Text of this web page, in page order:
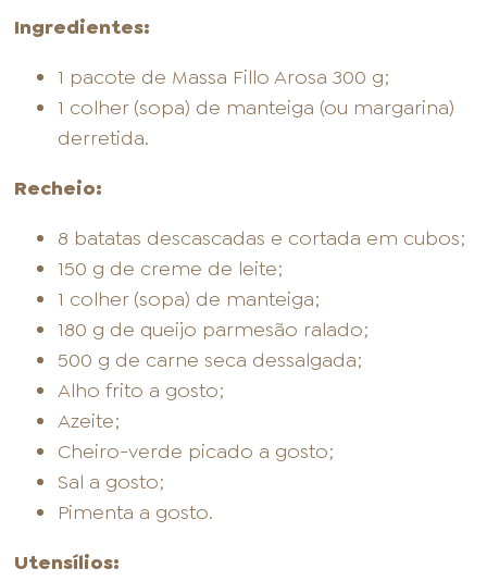
Ingredientes:
1 pacote de Massa Fillo Arosa 300 g;
1 colher (sopa) de manteiga (ou margarina)
derretida.
Recheio:
8 batatas descascadas e cortada em cubos;
150 g de creme de leite;
1 colher (sopa) de manteiga;
180 g de queijo parmesão ralado;
500 g de carne seca dessalgada;
Alho frito a gosto;
Azeite;
Cheiro-verde picado a gosto;
Sal a gosto;
Pimenta a gosto.
Utensílios: